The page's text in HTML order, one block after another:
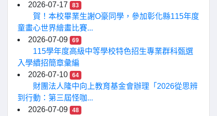
2026-07-17
83
賀！本校畢業生謝O豪同學，參加彰化縣115年度
童畫心世界繪畫比賽...
2026-07-09
69
115學年度高級中等學校特色招生專業群科甄選
入學續招簡章彙編
2026-07-10
64
財團法人隆中向上教育基金會辦理「2026從思辨
到行動：第三屆怪咖...
2026-07-09
48